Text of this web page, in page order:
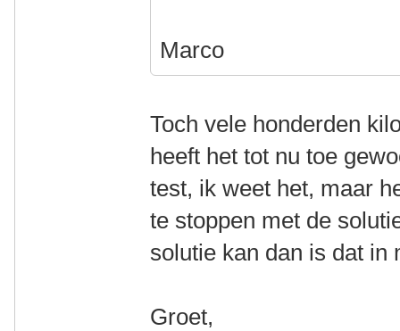
Marco
Toch vele honderden
heeft het tot nu toe
test, ik weet het, maar
te stoppen met de
solutie kan dan is dat in
Groet,